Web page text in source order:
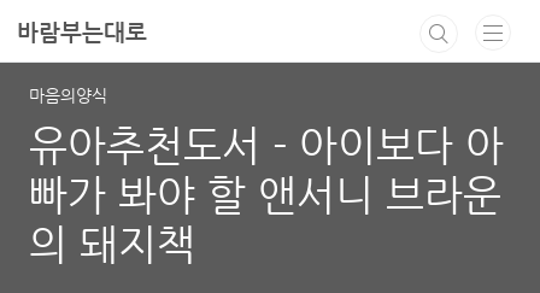
바람부는대로
마음의양식
유아추천도서 - 아이보다 아
빠가 봐야 할 앤서니 브라운
의 돼지책